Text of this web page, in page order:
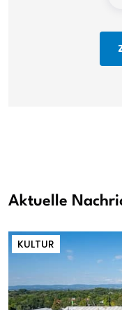
Aktuelle
KULTUR